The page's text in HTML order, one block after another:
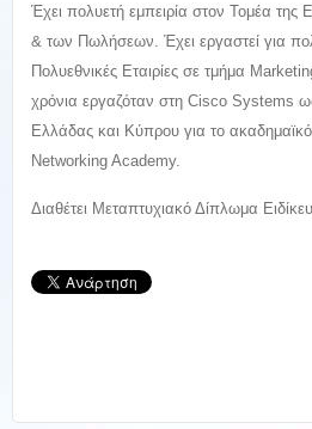
Έχει πολυετή εμπειρία στον Τομέα της
& των Πωλήσεων. Έχει εργαστεί για
Πολυεθνικές Εταιρίες σε τμήμα
χρόνια εργαζόταν στη Cisco Systems
Ελλάδας και Κύπρου για το
Networking Academy.
Διαθέτει Μεταπτυχιακό Δίπλωμα